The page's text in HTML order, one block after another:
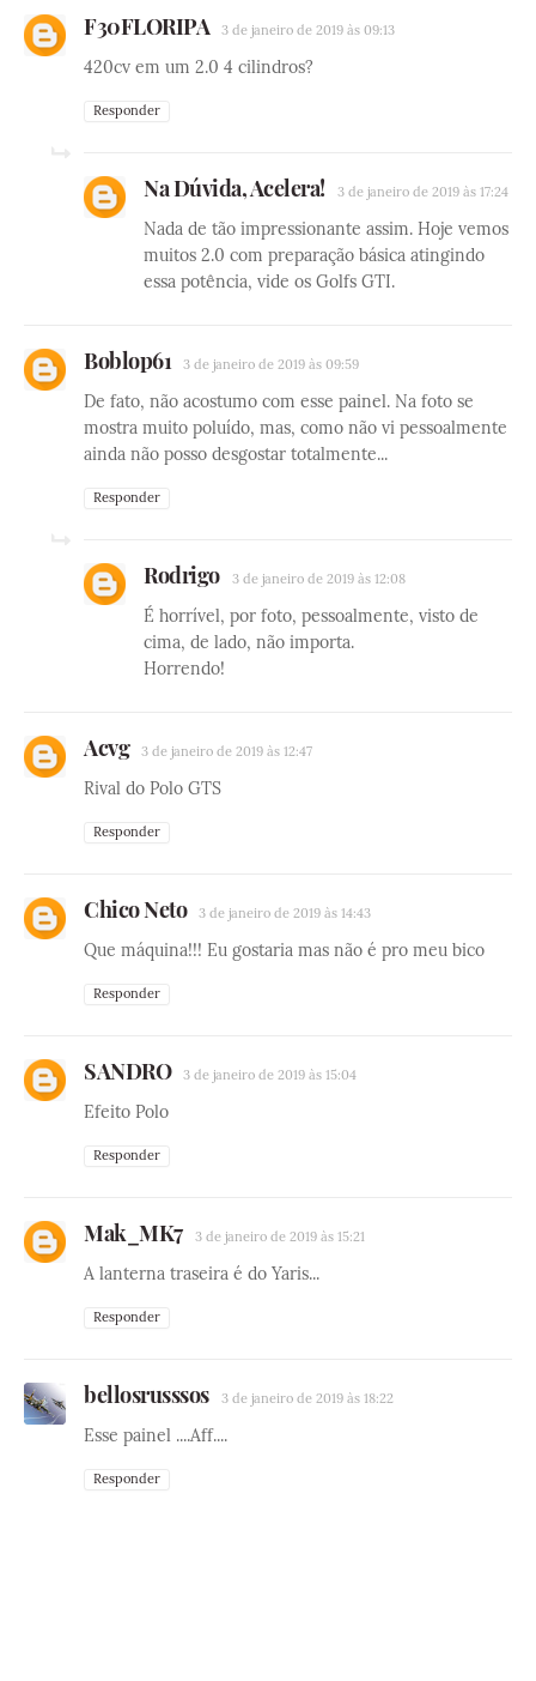
F30FLORIPA 3 de janeiro de 2019 às 09:13
420cv em um 2.0 4 cilindros?
Responder
Na Dúvida, Acelera! 3 de janeiro de 2019 às 17:24
Nada de tão impressionante assim. Hoje vemos
muitos 2.0 com preparação básica atingindo
essa potência, vide os Golfs GTI.
Boblop61 3 de janeiro de 2019 às 09:59
De fato, não acostumo com esse painel. Na foto se
mostra muito poluído, mas, como não vi pessoalmente
ainda não posso desgostar totalmente...
Responder
Rodrigo 3 de janeiro de 2019 às 12:08
É horrível, por foto, pessoalmente, visto de
cima, de lado, não importa.
Horrendo!
Acvg 3 de janeiro de 2019 às 12:47
Rival do Polo GTS
Responder
Chico Neto 3 de janeiro de 2019 às 14:43
Que máquina!!! Eu gostaria mas não é pro meu bico
Responder
SANDRO 3 de janeiro de 2019 às 15:04
Efeito Polo
Responder
Mak_MK7 3 de janeiro de 2019 às 15:21
A lanterna traseira é do Yaris...
Responder
bellosrusssos 3 de janeiro de 2019 às 18:22
Esse painel ....Aff....
Responder